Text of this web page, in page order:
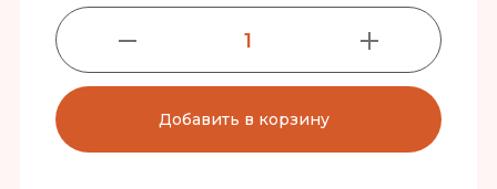
1
Добавить в корзину